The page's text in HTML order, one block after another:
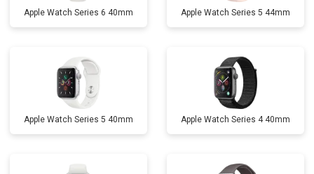
Apple Watch Series 6 40mm Apple Watch Series 5 44mm
Apple Watch Series 5 40mm Apple Watch Series 4 40mm